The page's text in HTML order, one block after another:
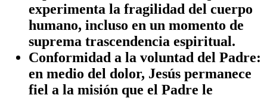
experimenta la fragilidad del cuerpo
humano, incluso en un momento de
suprema trascendencia espiritual.
Conformidad a la voluntad del Padre:
en medio del dolor, Jesús permanece
fiel a la misión que el Padre le